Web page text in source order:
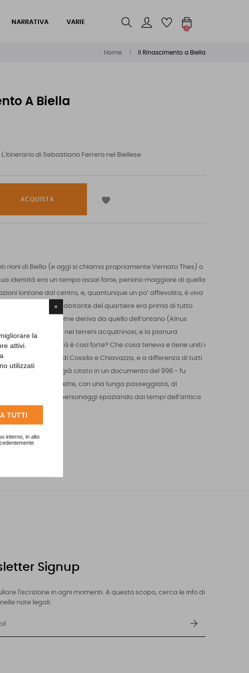
×
la
attivi.
utilizzati
TUTTI
interno, in alto
NARRATIVA VARIE
0
Home Il Rinascimento a Biella
A Biella
- L'itinerario di Sebastiano Ferrero nel Biellese
ACQUISTA 
rioni di Biella (e oggi si chiama propriamente Vernato Thes) o
identità era un tempo assai forte, persino maggiore di quella
lontane dal centro, e, quantunque un po’ affievolita, è viva
decennio fa un abitante del quartiere era prima di tutto
luogo biellese. Il nome deriva da quello dell’ontano (Alnus
albero diffuso nei terreni acquitrinosi; e la pianura
questa identità è così forte? Che cosa teneva e tiene uniti i
la storia: al pari di Cossila e Chiavazza, e a differenza di tutti
Biella, il Vernato – già citato in un documento del 996 - fu
guida ci permette, con una lunga passeggiata, di
curiosità, storie e personaggi spaziando dai tempi dell’antica
Signup
l'iscrizione in ogni momenti. A questo scopo, cerca le info di
note legali.